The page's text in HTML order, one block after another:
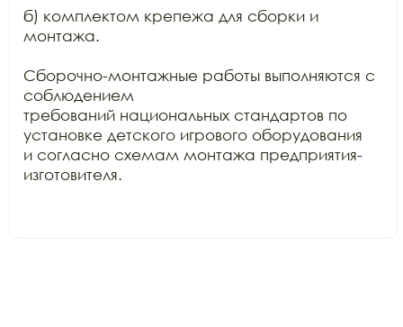
б) комплектом крепежа для сборки и
монтажа.
Сборочно-монтажные работы выполняются с
соблюдением
требований национальных стандартов по
установке детского игрового оборудования
и согласно схемам монтажа предприятия-
изготовителя.